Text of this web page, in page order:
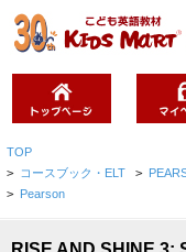
TOP
> コースブック・ELT >
> Pearson